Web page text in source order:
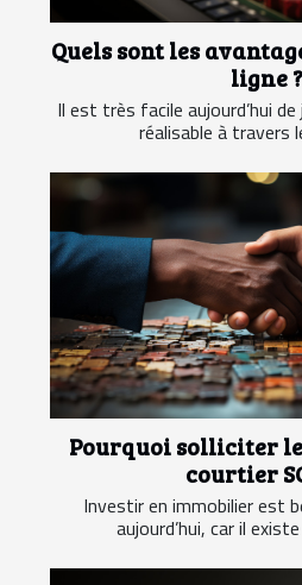
Quels sont les
ligne ?
Il est très facile aujourd’hui
réalisable à travers
Pourquoi solliciter
courtier
Investir en immobilier est
aujourd’hui, car il